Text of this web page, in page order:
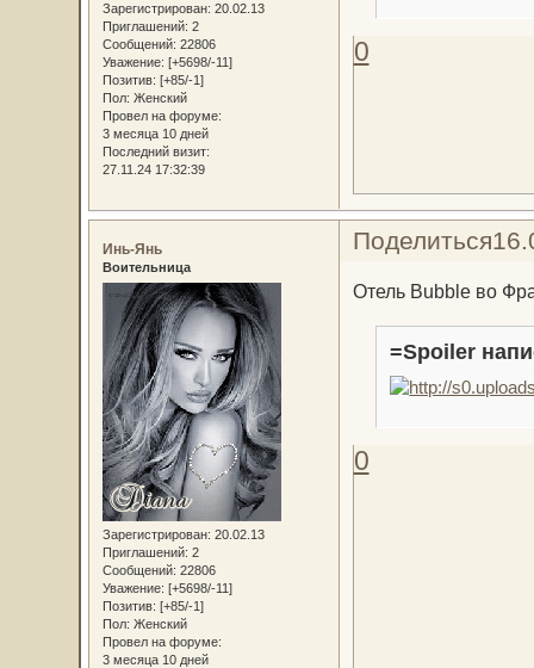
Зарегистрирован: 20.02.13
Приглашений: 2
Сообщений: 22806
Уважение: [+5698/-11]
Позитив: [+85/-1]
Пол: Женский
Провел на форуме:
3 месяца 10 дней
Последний визит:
27.11.24 17:32:39
0
Поделиться
Инь-Янь
Воительница
Зарегистрирован: 20.02.13
Приглашений: 2
Сообщений: 22806
Уважение: [+5698/-11]
Позитив: [+85/-1]
Пол: Женский
Провел на форуме:
3 месяца 10 дней
Отель Bubble во
=Spoiler
0